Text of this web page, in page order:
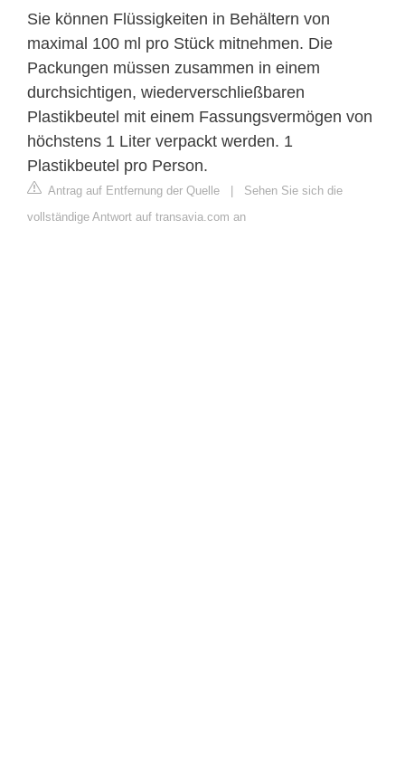
Sie können Flüssigkeiten in Behältern von
maximal 100 ml pro Stück mitnehmen. Die
Packungen müssen zusammen in einem
durchsichtigen, wiederverschließbaren
Plastikbeutel mit einem Fassungsvermögen von
höchstens 1 Liter verpackt werden. 1
Plastikbeutel pro Person.
Antrag auf Entfernung der Quelle | Sehen Sie sich die
vollständige Antwort auf transavia.com an